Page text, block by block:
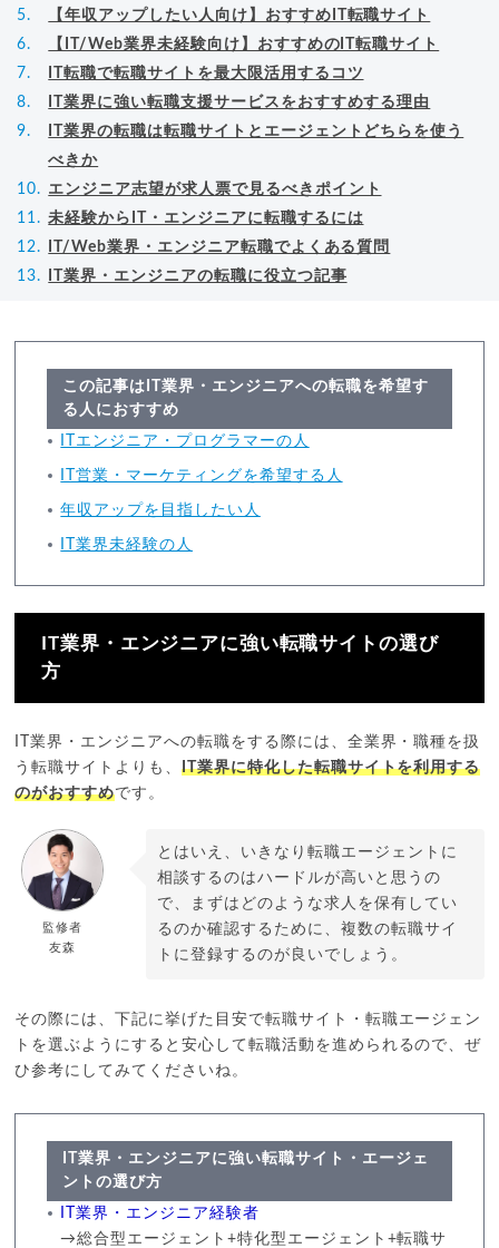
【年収アップしたい人向け】おすすめIT転職サイト
【IT/Web業界未経験向け】おすすめのIT転職サイト
IT転職で転職サイトを最大限活用するコツ
IT業界に強い転職支援サービスをおすすめする理由
IT業界の転職は転職サイトとエージェントどちらを使う
べきか
エンジニア志望が求人票で見るべきポイント
未経験からIT・エンジニアに転職するには
IT/Web業界・エンジニア転職でよくある質問
IT業界・エンジニアの転職に役立つ記事
この記事はIT業界・エンジニアへの転職を希望す
る人におすすめ
ITエンジニア・プログラマーの人
IT営業・マーケティングを希望する人
年収アップを目指したい人
IT業界未経験の人
IT業界・エンジニアに強い転職サイトの選び
方
IT業界・エンジニアへの転職をする際には、全業界・職種を扱
う転職サイトよりも、IT業界に特化した転職サイトを利用する
のがおすすめです。
監修者
友森
とはいえ、いきなり転職エージェントに
相談するのはハードルが高いと思うの
で、まずはどのような求人を保有してい
るのか確認するために、複数の転職サイ
トに登録するのが良いでしょう。
その際には、下記に挙げた目安で転職サイト・転職エージェン
トを選ぶようにすると安心して転職活動を進められるので、ぜ
ひ参考にしてみてくださいね。
IT業界・エンジニアに強い転職サイト・エージェ
ントの選び方
IT業界・エンジニア経験者
→総合型エージェント+特化型エージェント+転職サ